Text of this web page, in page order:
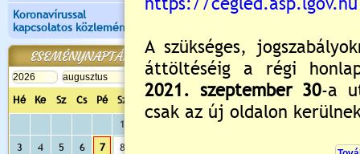
Koronavírussal
kapcsolatos közlemények
ESEMÉNYNAPTÁR
Hé Ke Sz Cs Pé Sz
Va
1
3
4 5 6 7 8